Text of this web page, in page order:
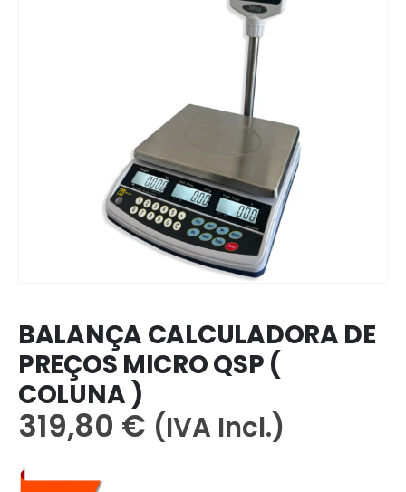
BALANÇA CALCULADORA DE
PREÇOS MICRO QSP (
COLUNA )
319,80 € (IVA Incl.)